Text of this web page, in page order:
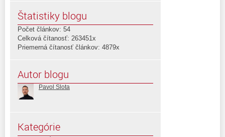
Štatistiky blogu
Počet článkov: 54
Celková čítanosť: 263451x
Priemerná čítanosť článkov: 4879x
Autor blogu
Pavol Slota
Kategórie